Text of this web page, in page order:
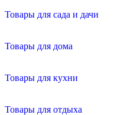
Товары для сада и дачи
Товары для дома
Товары для кухни
Товары для отдыха